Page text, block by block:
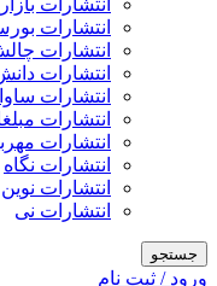
انتشارات
انتشارات
انتشارات
انتشارات
انتشارات
انتشارات
انتشارات
انتشارات نگاه
انتشارات نوین
انتشارات نی
جستجو
ورود / ثبت نام